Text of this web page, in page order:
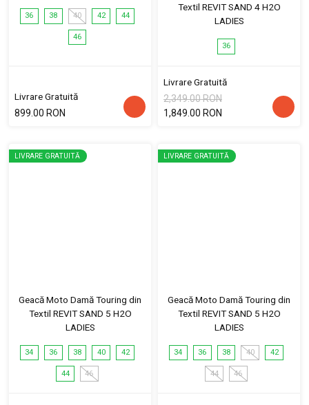
36 38 40 42 44
46
Livrare Gratuită
899.00 RON
Textil REVIT SAND 4 H2O
LADIES
36
Livrare Gratuită
2,349.00 RON
1,849.00 RON
LIVRARE GRATUITĂ
Geacă Moto Damă Touring din
Textil REVIT SAND 5 H2O
LADIES
34 36 38 40 42
44 46
LIVRARE GRATUITĂ
Geacă Moto Damă Touring din
Textil REVIT SAND 5 H2O
LADIES
34 36 38 40 42
44 46